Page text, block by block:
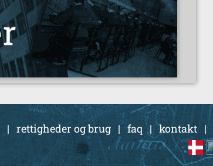
| rettigheder og brug|faq |kontakt|